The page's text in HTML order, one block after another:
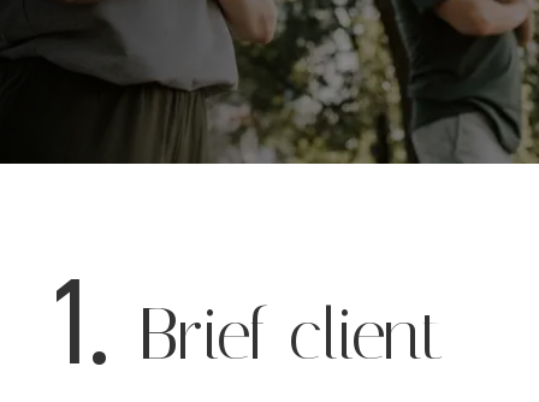
– Identité visuelle –
1. Brief client